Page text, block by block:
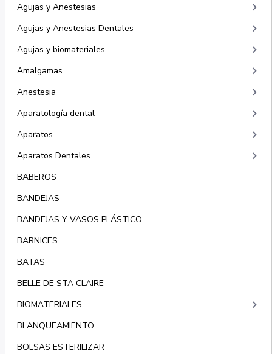
Agujas y Anestesias keyboard_arrow_right
Agujas y Anestesias Dentales keyboard_arrow_right
Agujas y biomateriales keyboard_arrow_right
Amalgamas keyboard_arrow_right
Anestesia keyboard_arrow_right
Aparatología dental keyboard_arrow_right
Aparatos keyboard_arrow_right
Aparatos Dentales keyboard_arrow_right
BABEROS
BANDEJAS
BANDEJAS Y VASOS PLÁSTICO
BARNICES
BATAS
BELLE DE STA CLAIRE
BIOMATERIALES
keyboard_arrow_right
BLANQUEAMIENTO
BOLSAS ESTERILIZAR